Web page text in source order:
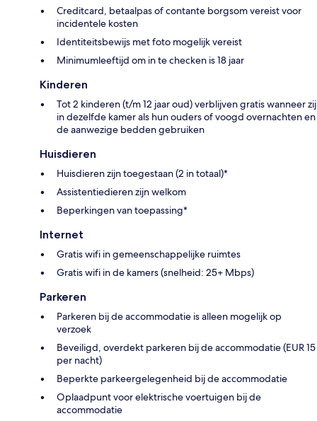
Creditcard, betaalpas of contante borgsom vereist voor
incidentele kosten
Identiteitsbewijs met foto mogelijk vereist
Minimumleeftijd om in te checken is 18 jaar
Kinderen
Tot 2 kinderen (t/m 12 jaar oud) verblijven gratis wanneer zij
in dezelfde kamer als hun ouders of voogd overnachten en
de aanwezige bedden gebruiken
Huisdieren
Huisdieren zijn toegestaan (2 in totaal)*
Assistentiedieren zijn welkom
Beperkingen van toepassing*
Internet
Gratis wifi in gemeenschappelijke ruimtes
Gratis wifi in de kamers (snelheid: 25+ Mbps)
Parkeren
Parkeren bij de accommodatie is alleen mogelijk op
verzoek
Beveiligd, overdekt parkeren bij de accommodatie (EUR 15
per nacht)
Beperkte parkeergelegenheid bij de accommodatie
Oplaadpunt voor elektrische voertuigen bij de
accommodatie